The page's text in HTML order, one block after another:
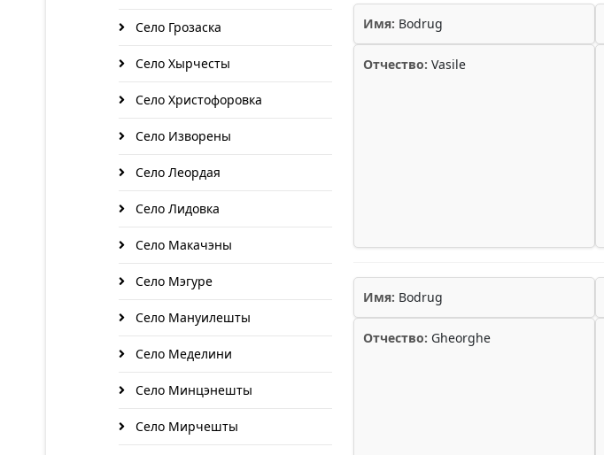
Село Грозаска
Село Хырчесты
Село Христофоровка
Село Изворены
Село Леордая
Село Лидовка
Село Макачэны
Село Мэгуре
Село Мануилешты
Село Меделини
Село Минцэнешты
Село Мирчешты
Имя: Bodrug
Отчество: Vasile
Имя: Bodrug
Отчество: Gheorghe